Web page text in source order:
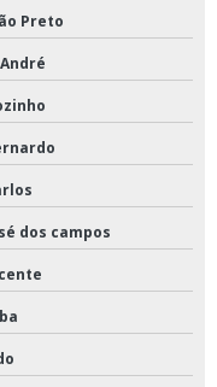
Preto
dos campos